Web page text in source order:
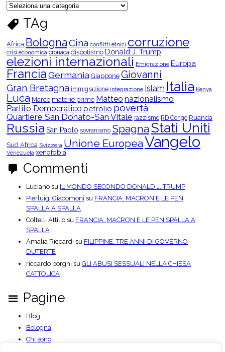
C
e
c
a
e
r
C
a
t
e
g
o
r
i
e
TAg
Africa BolognaCina conflitti etnici corruzione
crisi economica cronaca dispotismo Donald J. Trump
elezioni internazionali Emigrazione Europa
FranciaGermania Giappone Giovanni
Gran Bretagna immigrazione integrazione Islam Italia Kenya
Luca Marco materie prime Matteo nazionalismo
Partito Democratico petrolio povertà
Quartiere San Donato-San Vitale razzismo RD Congo Ruanda
Russia San Paolo sovranismo SpagnaStati Uniti
Sud Africa Svizzera Unione EuropeaVangelo
Venezuela xenofobia
Commenti
Luciano su IL MONDO SECONDO DONALD J. TRUMP
Pierluigi Giacomoni su FRANCIA. MACRON E LE PEN
SPALLA A SPALLA
Coltelli Attilio su FRANCIA. MACRON E LE PEN SPALLA A
SPALLA
Amalia Riccardi su FILIPPINE. TRE ANNI DI GOVERNO
DUTERTE
riccardo borghi su GLI ABUSI SESSUALI NELLA CHIESA
CATTOLICA
Pagine
Blog
Bologna
Chi sono